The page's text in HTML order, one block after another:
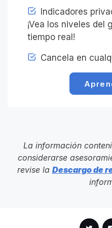
Indicadores
¡Vea los niveles del
tiempo real!
Cancela en
La información
considerarse
revise la Descargo de